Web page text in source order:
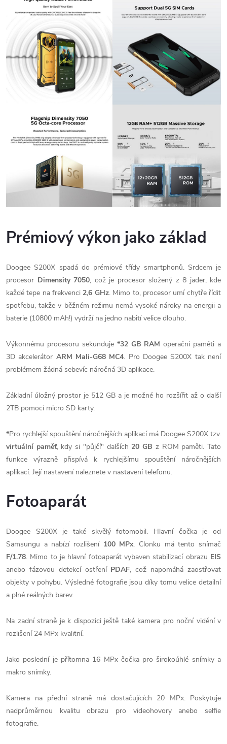
Prémiový výkon jako základ
Doogee S200X spadá do prémiové třídy smartphonů. Srdcem je
procesor Dimensity 7050, což je procesor složený z 8 jader, kde
každé tepe na frekvenci 2,6 GHz. Mimo to, procesor umí chytře řídit
spotřebu, takže v běžném režimu nemá vysoké nároky na energii a
baterie (10800 mAh!) vydrží na jedno nabití velice dlouho.
Výkonnému procesoru sekunduje *32 GB RAM operační paměti a
3D akcelerátor ARM Mali-G68 MC4. Pro Doogee S200X tak není
problémem žádná sebevíc náročná 3D aplikace.
Základní úložný prostor je 512 GB a je možné ho rozšířit až o další
2TB pomocí micro SD karty.
*Pro rychlejší spouštění náročnějších aplikací má Doogee S200X tzv.
virtuální paměť, kdy si "půjčí" dalších 20 GB z ROM paměti. Tato
funkce výrazně přispívá k rychlejšímu spouštění náročnějších
aplikací. Její nastavení naleznete v nastavení telefonu.
Fotoaparát
Doogee S200X je také skvělý fotomobil. Hlavní čočka je od
Samsungu a nabízí rozlišení 100 MPx. Clonku má tento snímač
F/1.78. Mimo to je hlavní fotoaparát vybaven stabilizací obrazu EIS
anebo fázovou detekcí ostření PDAF, což napomáhá zaostřovat
objekty v pohybu. Výsledné fotografie jsou díky tomu velice detailní
a plné reálných barev.
Na zadní straně je k dispozici ještě také kamera pro noční vidění v
rozlišení 24 MPx kvalitní.
Jako poslední je přítomna 16 MPx čočka pro širokoúhlé snímky a
makro snímky.
Kamera na přední straně má dostačujících 20 MPx. Poskytuje
nadprůměrnou kvalitu obrazu pro videohovory anebo selfie
fotografie.